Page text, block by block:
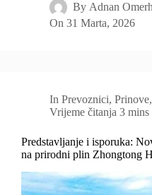
By Adnan
On 31 Marta, 2026
In Prevoznici,Prinove
Vrijeme čitanja 3 mins
Predstavljanje i isporuka:
na prirodni plin Zhongtong